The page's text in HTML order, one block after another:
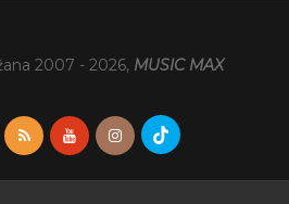
2007 - 2026, MUSIC MAX